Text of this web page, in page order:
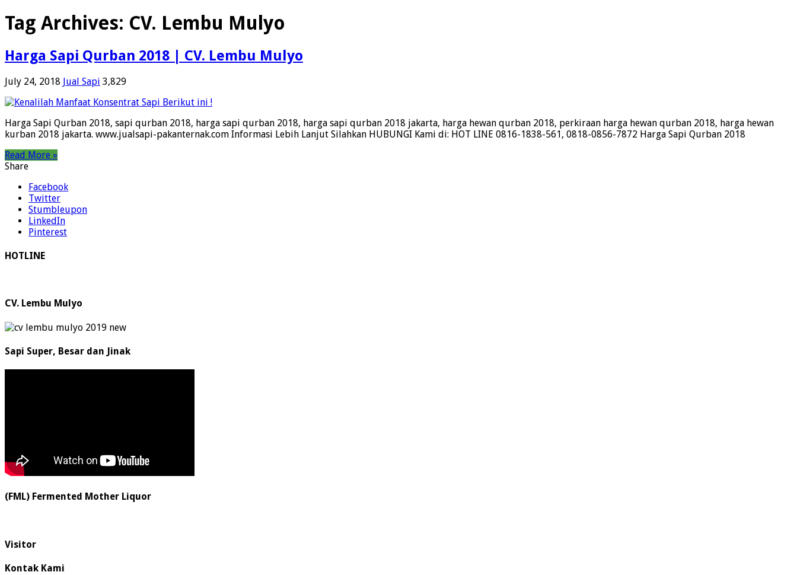
Tag Archives: CV. Lembu Mulyo
Harga Sapi Qurban 2018 | CV. Lembu Mulyo
July 24, 2018 Jual Sapi 3,829
Harga Sapi Qurban 2018, sapi qurban 2018, harga sapi qurban 2018, harga sapi qurban 2018 jakarta, harga hewan qurban 2018, perkiraan harga hewan qurban 2018, harga hewan
kurban 2018 jakarta. www.jualsapi-pakanternak.com Informasi Lebih Lanjut Silahkan HUBUNGI Kami di: HOT LINE 0816-1838-561, 0818-0856-7872 Harga Sapi Qurban 2018
Read More »
Share
Facebook
Twitter
Stumbleupon
LinkedIn
Pinterest
HOTLINE
CV. Lembu Mulyo
Sapi Super, Besar dan Jinak
(FML) Fermented Mother Liquor
Visitor
Kontak Kami